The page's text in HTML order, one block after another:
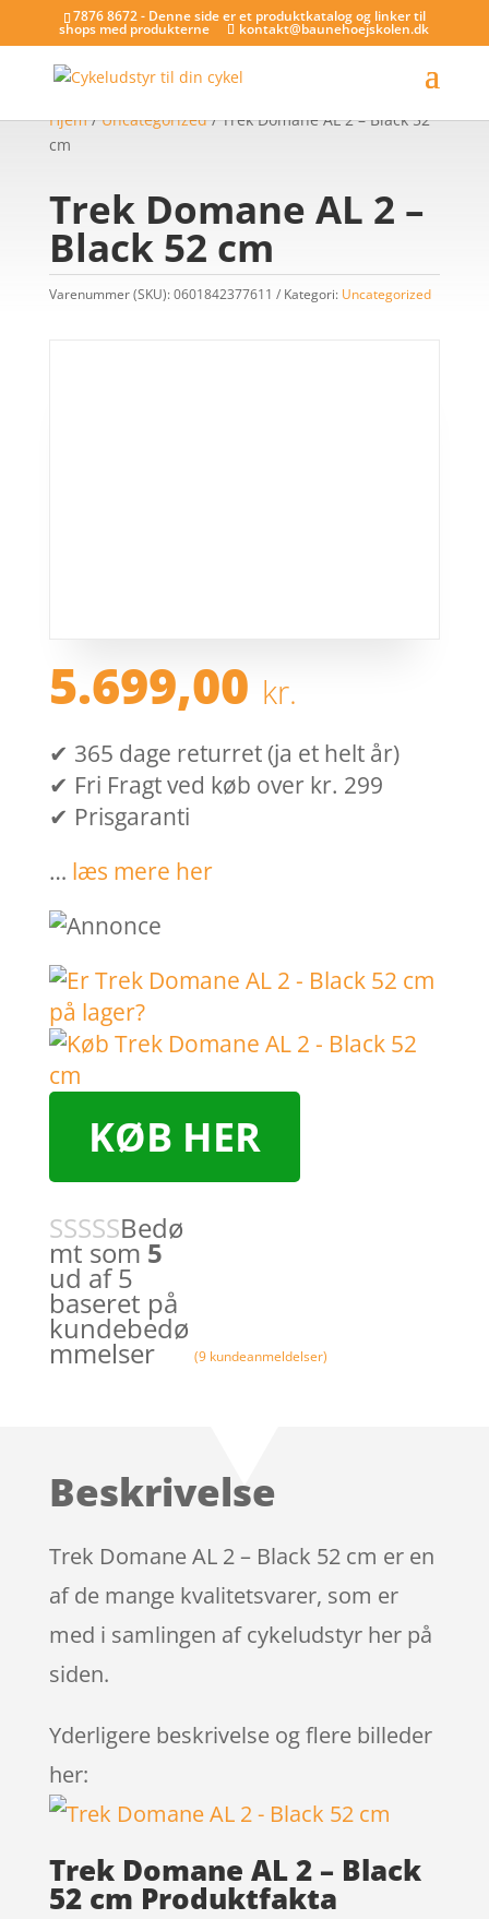
7876 8672 - Denne side er et produktkatalog og linker til
shops med produkterne kontakt@baunehoejskolen.dk
Hjem/Uncategorized/ Trek Domane AL 2 – Black 52
cm
Trek Domane AL 2 –
Black 52 cm
Varenummer (SKU):0601842377611 Kategori: Uncategorized
5.699,00 kr.
✔ 365 dage returret (ja et helt år)
✔ Fri Fragt ved køb over kr. 299
✔ Prisgaranti
… læs mere her
KØB HER
Bedø
mt som 5
ud af 5
baseret på
kundebedø
mmelser (9 kundeanmeldelser)
Beskrivelse
Trek Domane AL 2 – Black 52 cm er en
af de mange kvalitetsvarer, som er
med i samlingen af cykeludstyr her på
siden.
Yderligere beskrivelse og flere billeder
her:
Trek Domane AL 2 – Black
52 cm Produktfakta